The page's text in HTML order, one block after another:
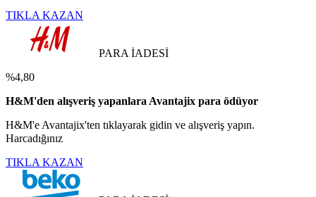
TIKLA KAZAN
PARA İADESİ
%4,80
H&M'den alışveriş yapanlara Avantajix para ödüyor
H&M'e Avantajix'ten tıklayarak gidin ve alışveriş yapın.
Harcadığınız
TIKLA KAZAN